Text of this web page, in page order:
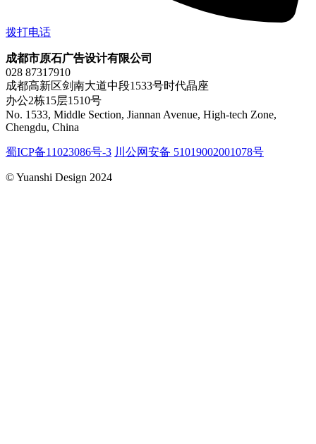
拨打电话
成都市原石广告设计有限公司
028 87317910
成都高新区剑南大道中段1533号时代晶座
办公2栋15层1510号
No. 1533, Middle Section, Jiannan Avenue, High-tech Zone,
Chengdu, China
蜀ICP备11023086号-3 川公网安备 51019002001078号
© Yuanshi Design 2024